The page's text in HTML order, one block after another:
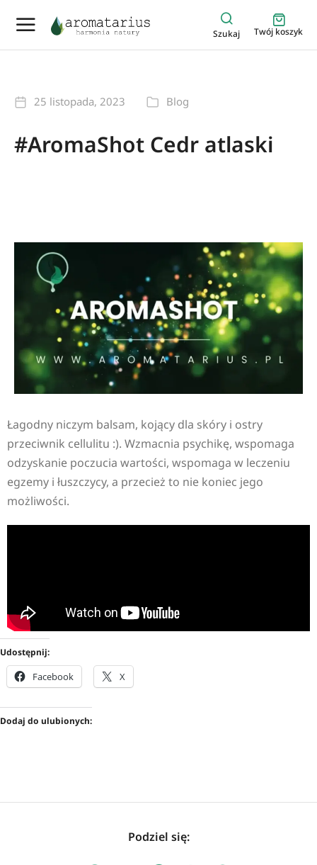
Szukaj Twój koszyk
25 listopada, 2023 Blog
#AromaShot Cedr atlaski
Łagodny niczym balsam, kojący dla skóry i ostry
przeciwnik cellulitu :). Wzmacnia psychikę, wspomaga
odzyskanie poczucia wartości, wspomaga w leczeniu
egzemy i łuszczycy, a przecież to nie koniec jego
możliwości.
Udostępnij:
Facebook X
Dodaj do ulubionych:
Podziel się: